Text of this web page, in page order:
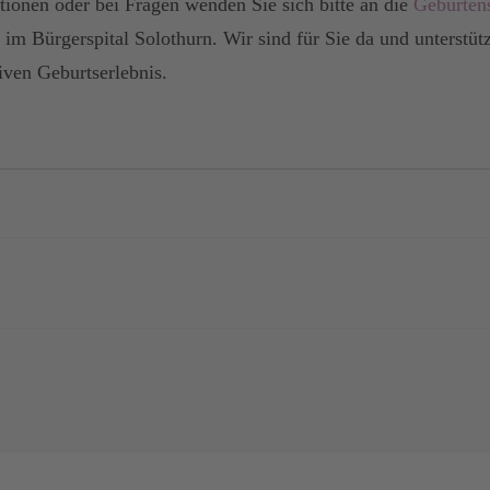
oder bei Fragen wenden Sie sich bitte an die
im Bürgerspital Solothurn. Wir sind für Sie da und
Geburtserlebnis.